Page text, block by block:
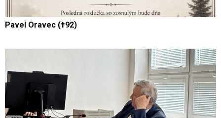
Pavel Oravec (†92)